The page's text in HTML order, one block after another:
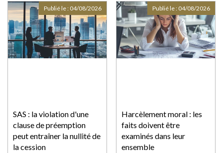
après douze ans
SAS : la violation d'une
clause de préemption
peut entraîner la nullité de
la cession
Publié le : 04/08/2026
Harcèlement moral : les
faits doivent être
examinés dans leur
ensemble
Publié le : 04/08/2026